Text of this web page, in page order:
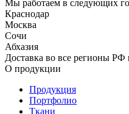
Мы работаем в следующих
Краснодар
Москва
Сочи
Абхазия
Доставка во все регионы
О продукции
Продукция
Портфолио
Ткани